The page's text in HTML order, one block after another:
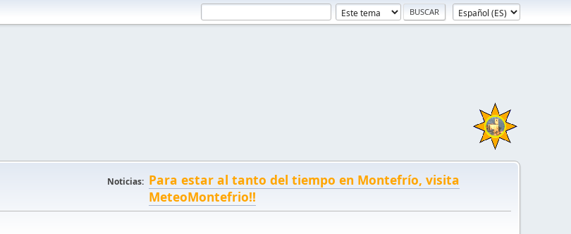
Noticias: Para estar al tanto del tiempo en Montefrío, visita
MeteoMontefrio!!